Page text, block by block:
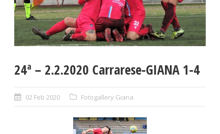
24ª – 2.2.2020 Carrarese-GIANA 1-4
02 Feb 2020 Fotogallery Giana